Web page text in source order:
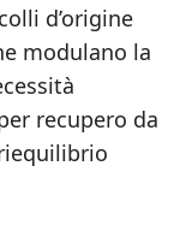
d’origine
modulano la
recupero da